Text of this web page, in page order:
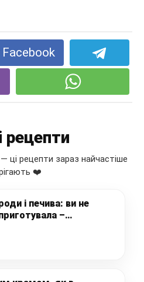
Facebook
рецепти
рецепти зараз найчастіше
❤️
і печива: ви не
–
торт з незвичайним
швидку руку”